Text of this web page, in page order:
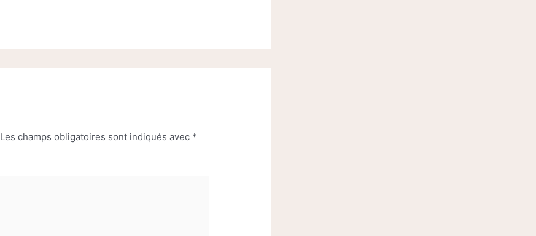
Les champs obligatoires sont indiqués avec *